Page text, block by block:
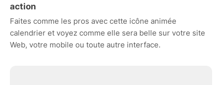
action
Faites comme les pros avec cette icône animée
calendrier et voyez comme elle sera belle sur votre site
Web, votre mobile ou toute autre interface.